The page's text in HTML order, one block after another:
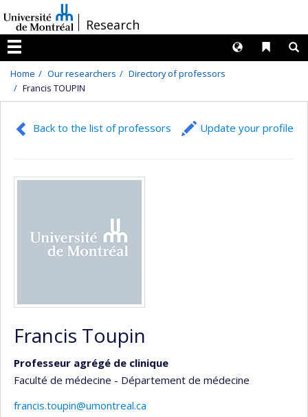
au
contenu
/Research
Menu
Liens
Langues
Home Our researchers
Directory of professors
Francis TOUPIN
Back to the list of professors Update your profile
Francis Toupin
Professeur agrégé de clinique
Faculté de médecine - Département de médecine
francis.toupin@umontreal.ca